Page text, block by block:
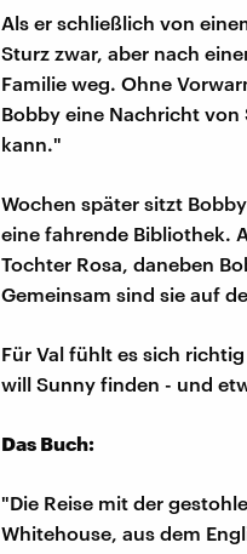
Als er schließlich von
Sturz zwar, aber nach
Familie weg. Ohne
Bobby eine Nachricht
kann."
Wochen später sitzt
eine fahrende Bibliothek.
Tochter Rosa, daneben
Gemeinsam sind sie auf
Für Val fühlt es sich
will Sunny finden - und
Das Buch:
"Die Reise mit der
Whitehouse, aus dem